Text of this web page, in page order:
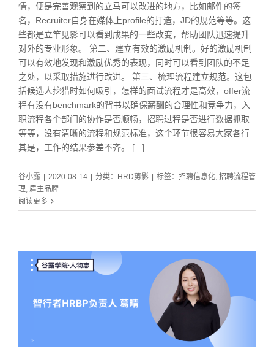
情，便是完善观察到的立马可以改进的地方，比如邮件的签
名，Recruiter自身在媒体上profile的打造，JD的规范等等。这
些都是立竿见影可以看到成果的一些改变，帮助团队迅速提升
对外的专业形象。 第二、建立有效的激励机制。好的激励机制
可以有效地发现和激励优秀的表现，同时可以看到团队的不足
之处，以采取措施进行改进。 第三、梳理流程建立规范。这包
括候选人挖猎时如何吸引，怎样的面试流程才是高效，offer流
程有没有benchmark的背书以确保薪酬的合理性和竞争力，入
职流程各个部门的协作是否顺畅，招聘过程是否进行数据抓取
等等，没有清晰的流程和规范标准，这个环节很容易大家各行
其是，工作的结果参差不齐。 [...]
谷小露 | 2020-08-14 | 分类： HRD剪影 | 标签： 招聘信息化 招聘流程管
理 雇主品牌
阅读更多